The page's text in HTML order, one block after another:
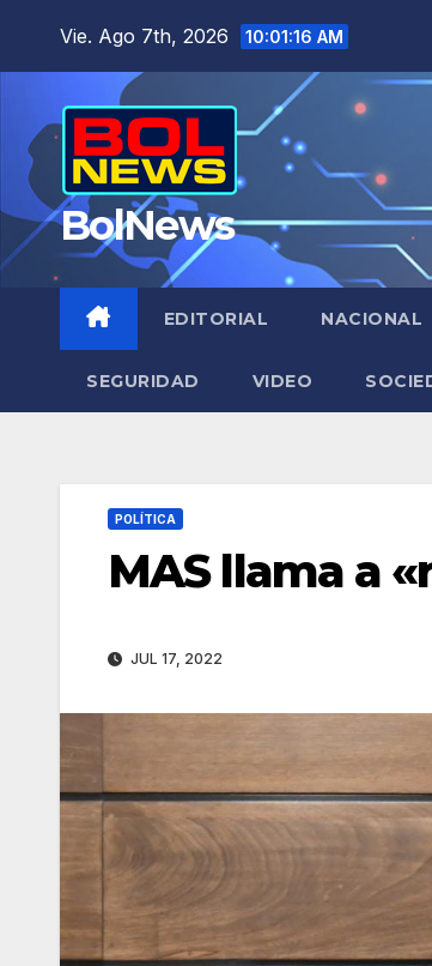
Vie. Ago 7th, 2026 10:01:17 AM
BolNews
EDITORIAL NACIONAL
SEGURIDAD VIDEO
POLÍTICA
MAS llama a
JUL 17, 2022